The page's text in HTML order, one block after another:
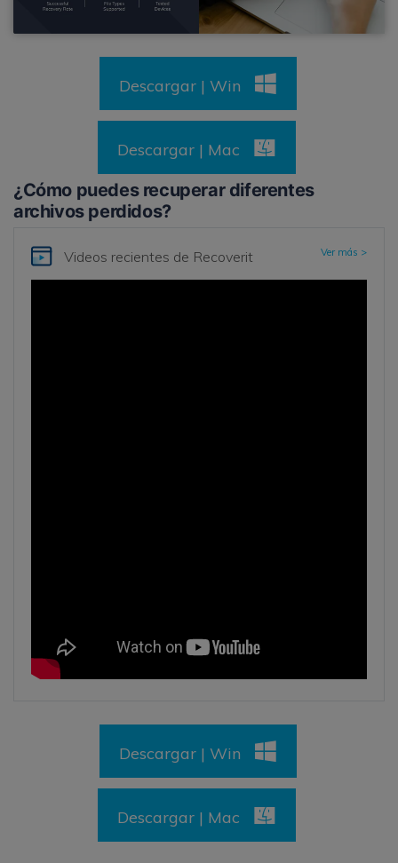
Descargar | Win
Descargar | Mac
¿Cómo puedes recuperar diferentes
archivos perdidos?
Videos recientes de Recoverit Ver más >
Descargar | Win
Descargar | Mac